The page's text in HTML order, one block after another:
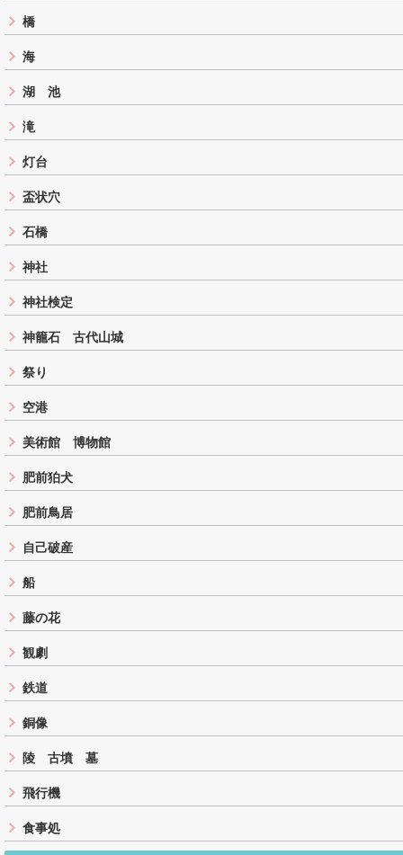
橋
海
湖 池
滝
灯台
盃状穴
石橋
神社
神社検定
神籠石 古代山城
祭り
空港
美術館 博物館
肥前狛犬
肥前鳥居
自己破産
船
藤の花
観劇
鉄道
銅像
陵 古墳 墓
飛行機
食事処